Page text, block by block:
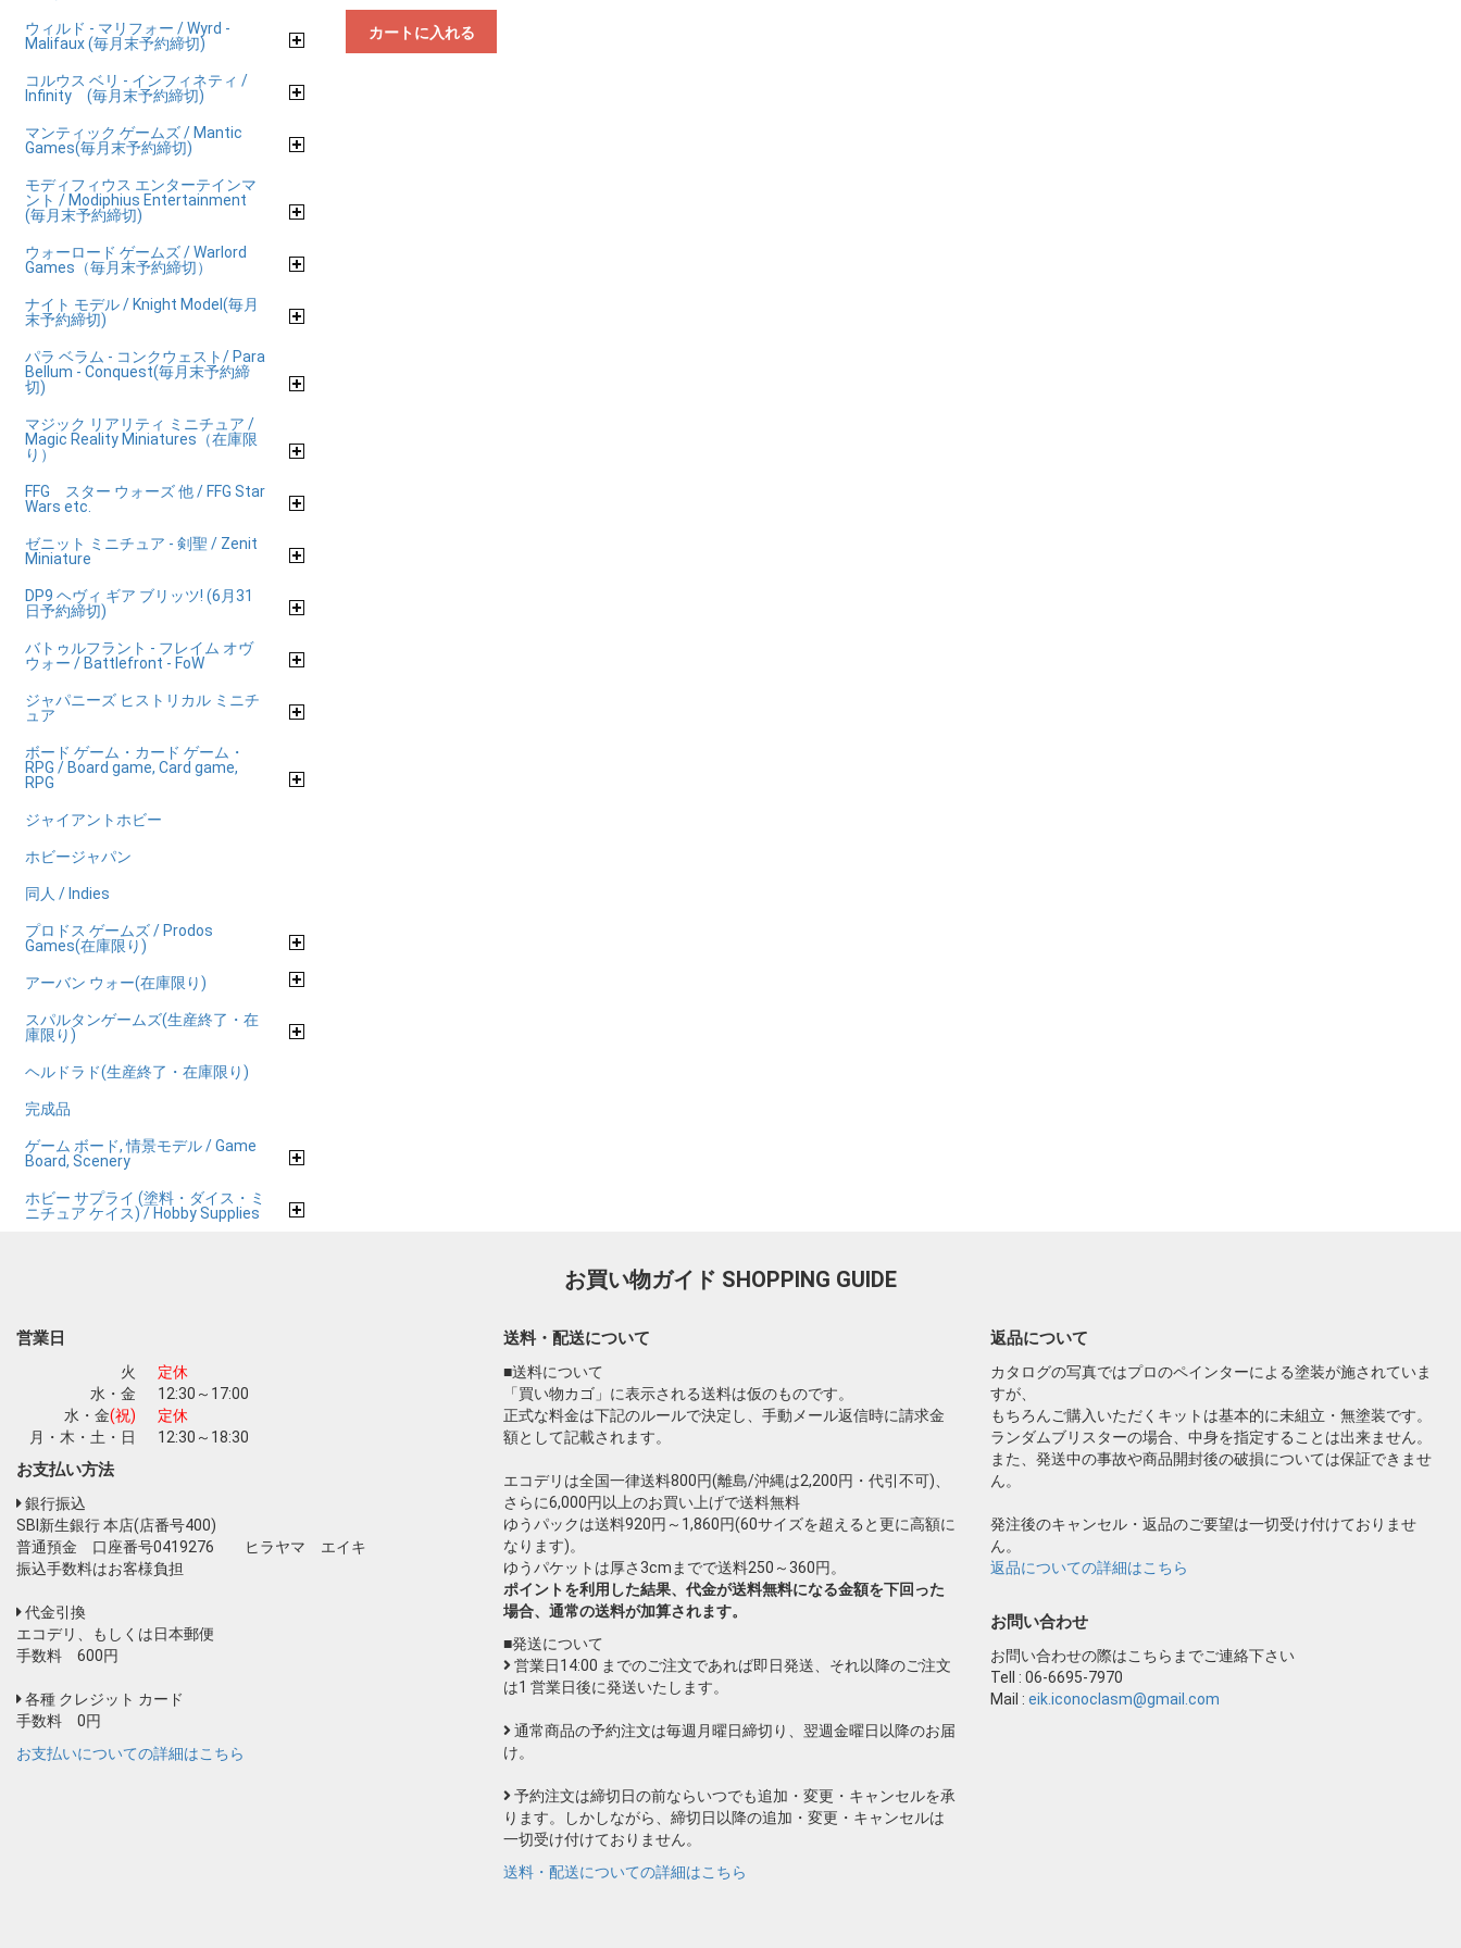
ウィルド - マリフォー / Wyrd -
Malifaux (毎月末予約締切)
コルウス ベリ - インフィネティ /
Infinity (毎月末予約締切)
マンティック ゲームズ / Mantic
Games(毎月末予約締切)
モディフィウス エンターテインマ
ント / Modiphius Entertainment
(毎月末予約締切)
ウォーロード ゲームズ / Warlord
Games（毎月末予約締切）
ナイト モデル / Knight Model(毎月
末予約締切)
パラ ベラム - コンクウェスト/ Para
Bellum - Conquest(毎月末予約締
切)
マジック リアリティ ミニチュア /
Magic Reality Miniatures（在庫限
り）
FFG スター ウォーズ 他 / FFG Star
Wars etc.
ゼニット ミニチュア - 剣聖 / Zenit
Miniature
DP9 ヘヴィ ギア ブリッツ! (6月31
日予約締切)
バトゥルフラント - フレイム オヴ
ウォー / Battlefront - FoW
ジャパニーズ ヒストリカル ミニチ
ュア
ボード ゲーム・カード ゲーム・
RPG / Board game, Card game,
RPG
ジャイアントホビー
ホビージャパン
同人 / Indies
プロドス ゲームズ / Prodos
Games(在庫限り)
アーバン ウォー(在庫限り)
スパルタンゲームズ(生産終了・在
庫限り)
ヘルドラド(生産終了・在庫限り)
完成品
ゲーム ボード, 情景モデル / Game
Board, Scenery
ホビー サプライ (塗料・ダイス・ミ
ニチュア ケイス) / Hobby Supplies
カートに入れる
お買い物ガイド SHOPPING GUIDE
営業日
火
定休
水・金
12:30～17:00
水・金(祝)
定休
月・木・土・日
12:30～18:30
お支払い方法
銀行振込
SBI新生銀行 本店(店番号400)
普通預金 口座番号0419276 ヒラヤマ エイキ
振込手数料はお客様負担
代金引換
エコデリ、もしくは日本郵便
手数料 600円
各種 クレジット カード
手数料 0円
お支払いについての詳細はこちら
送料・配送について
■送料について
「買い物カゴ」に表示される送料は仮のものです。
正式な料金は下記のルールで決定し、手動メール返信時に請求金
額として記載されます。
エコデリは全国一律送料800円(離島/沖縄は2,200円・代引不可)、
さらに6,000円以上のお買い上げで送料無料
ゆうパックは送料920円～1,860円(60サイズを超えると更に高額に
なります)。
ゆうパケットは厚さ3cmまでで送料250～360円。
ポイントを利用した結果、代金が送料無料になる金額を下回った
場合、通常の送料が加算されます。
■発送について
営業日14:00 までのご注文であれば即日発送、それ以降のご注文
は1 営業日後に発送いたします。
通常商品の予約注文は毎週月曜日締切り、翌週金曜日以降のお届
け。
予約注文は締切日の前ならいつでも追加・変更・キャンセルを承
ります。しかしながら、締切日以降の追加・変更・キャンセルは
一切受け付けておりません。
送料・配送についての詳細はこちら
返品について
カタログの写真ではプロのペインターによる塗装が施されていま
すが、
もちろんご購入いただくキットは基本的に未組立・無塗装です。
ランダムブリスターの場合、中身を指定することは出来ません。
また、発送中の事故や商品開封後の破損については保証できませ
ん。
発注後のキャンセル・返品のご要望は一切受け付けておりませ
ん。
返品についての詳細はこちら
お問い合わせ
お問い合わせの際はこちらまでご連絡下さい
Tell : 06-6695-7970
Mail : eik.iconoclasm@gmail.com